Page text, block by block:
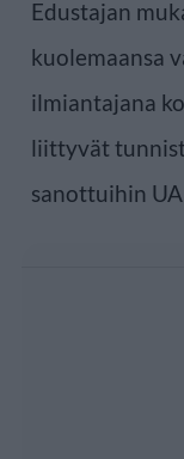
Edustajan
kuolemaansa
ilmiantajana
liittyvät
sanottuihin